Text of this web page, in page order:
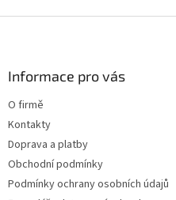
Informace pro vás
O firmě
Kontakty
Doprava a platby
Obchodní podmínky
Podmínky ochrany osobních údajů